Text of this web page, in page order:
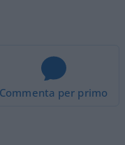
Commenta per primo